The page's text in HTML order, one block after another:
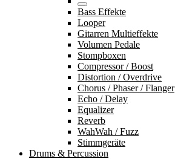
Bass Effekte
Looper
Gitarren Multieffekte
Volumen Pedale
Stompboxen
Compressor / Boost
Distortion / Overdrive
Chorus / Phaser / Flanger
Echo / Delay
Equalizer
Reverb
WahWah / Fuzz
Stimmgeräte
Drums & Percussion